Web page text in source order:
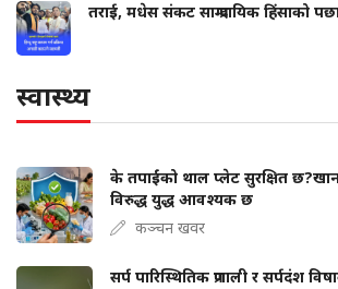
तराई, मधेस संकट साम्प्रदायिक हिंसाको
स्वास्थ्य
के तपाईंको थाल प्लेट सुरक्षित
विरुद्ध युद्ध आवश्यक छ
कञ्चन खवर
सर्प पारिस्थितिक प्रणाली र सर्पदंश